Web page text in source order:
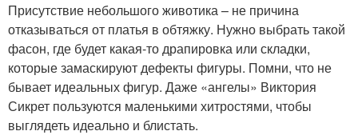
Присутствие небольшого животика – не причина
отказываться от платья в обтяжку. Нужно выбрать такой
фасон, где будет какая-то драпировка или складки,
которые замаскируют дефекты фигуры. Помни, что не
бывает идеальных фигур. Даже «ангелы» Виктория
Сикрет пользуются маленькими хитростями, чтобы
выглядеть идеально и блистать.